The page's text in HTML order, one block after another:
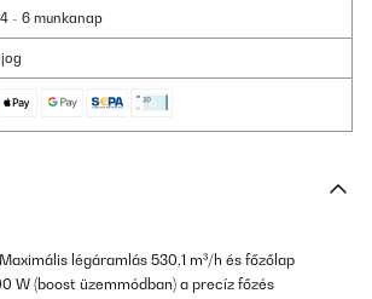
- 6 munkanap
légáramlás 530,1 m³/h és főzőlap
W (boost üzemmódban) a precíz főzés